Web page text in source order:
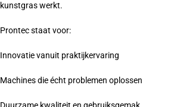
kunstgras werkt.
Prontec staat voor:
Innovatie vanuit praktijkervaring
Machines die écht problemen oplossen